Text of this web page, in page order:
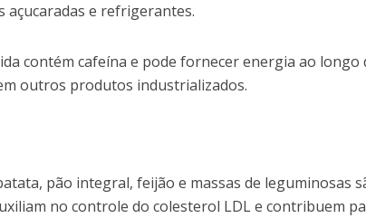
açucaradas e refrigerantes.
contém cafeína e pode fornecer energia ao longo
outros produtos industrializados.
pão integral, feijão e massas de leguminosas
no controle do colesterol LDL e contribuem